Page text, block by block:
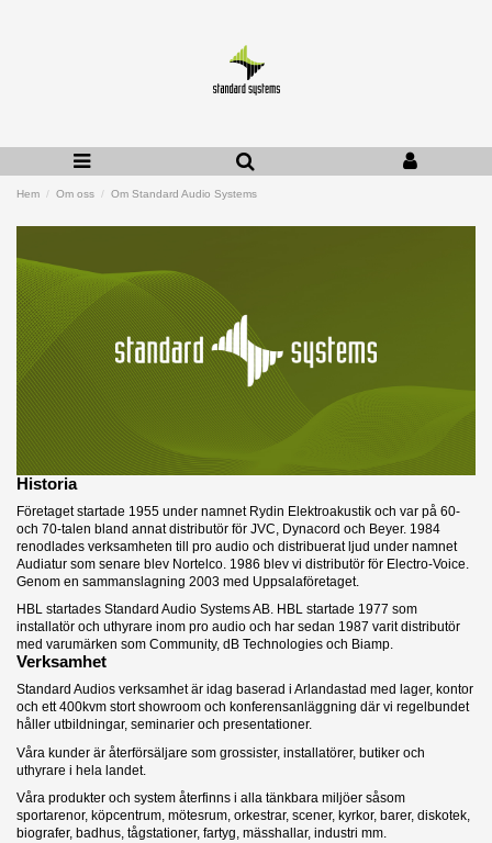
Hem Om oss Om Standard Audio Systems
Historia
Företaget startade 1955 under namnet Rydin Elektroakustik och var på 60-
och 70-talen bland annat distributör för JVC, Dynacord och Beyer. 1984
renodlades verksamheten till pro audio och distribuerat ljud under namnet
Audiatur som senare blev Nortelco. 1986 blev vi distributör för Electro-Voice.
Genom en sammanslagning 2003 med Uppsalaföretaget.
HBL startades Standard Audio Systems AB. HBL startade 1977 som
installatör och uthyrare inom pro audio och har sedan 1987 varit distributör
med varumärken som Community, dB Technologies och Biamp.
Verksamhet
Standard Audios verksamhet är idag baserad i Arlandastad med lager, kontor
och ett 400kvm stort showroom och konferensanläggning där vi regelbundet
håller utbildningar, seminarier och presentationer.
Våra kunder är återförsäljare som grossister, installatörer, butiker och
uthyrare i hela landet.
Våra produkter och system återfinns i alla tänkbara miljöer såsom
sportarenor, köpcentrum, mötesrum, orkestrar, scener, kyrkor, barer, diskotek,
biografer, badhus, tågstationer, fartyg, mässhallar, industri mm.